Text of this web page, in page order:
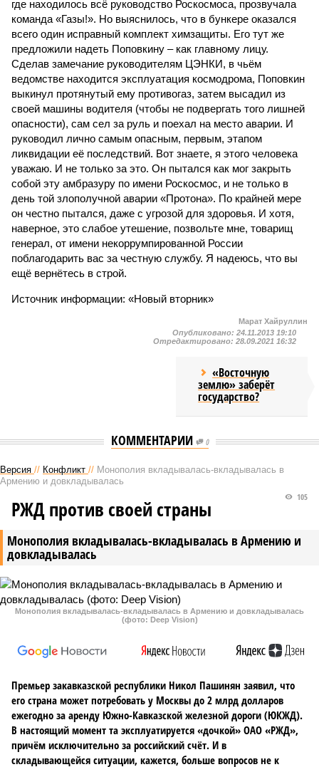
где находилось всё руководство Роскосмоса, прозвучала
команда «Газы!». Но выяснилось, что в бункере оказался
всего один исправный комплект химзащиты. Его тут же
предложили надеть Поповкину – как главному лицу.
Сделав замечание руководителям ЦЭНКИ, в чьём
ведомстве находится эксплуатация космодрома, Поповкин
выкинул протянутый ему противогаз, затем высадил из
своей машины водителя (чтобы не подвергать того лишней
опасности), сам сел за руль и поехал на место аварии. И
руководил лично самым опасным, первым, этапом
ликвидации её последствий. Вот знаете, я этого человека
уважаю. И не только за это. Он пытался как мог закрыть
собой эту амбразуру по имени Роскосмос, и не только в
день той злополучной аварии «Протона». По крайней мере
он честно пытался, даже с угрозой для здоровья. И хотя,
наверное, это слабое утешение, позвольте мне, товарищ
генерал, от имени некоррумпированной России
поблагодарить вас за честную службу. Я надеюсь, что вы
ещё вернётесь в строй.
Источник информации: «Новый вторник»
Марат Хайруллин
Опубликовано: 24.11.2013 19:10
Отредактировано: 28.09.2021 16:32
«Восточную
землю» заберёт
государство?
КОММЕНТАРИИ 0
Версия // Конфликт // Монополия вкладывалась-вкладывалась в
Армению и довкладывалась
Монополия вкладывалась-вкладывалась в Армению и
довкладывалась
105
РЖД против своей страны
Монополия вкладывалась-вкладывалась в Армению и довкладывалась
(фото: Deep Vision)
Премьер закавказской республики Никол Пашинян заявил, что
его страна может потребовать у Москвы до 2 млрд долларов
ежегодно за аренду Южно-Кавказской железной дороги (ЮКЖД).
В настоящий момент та эксплуатируется «дочкой» ОАО «РЖД»,
причём исключительно за российский счёт. И в
складывающейся ситуации, кажется, больше вопросов не к